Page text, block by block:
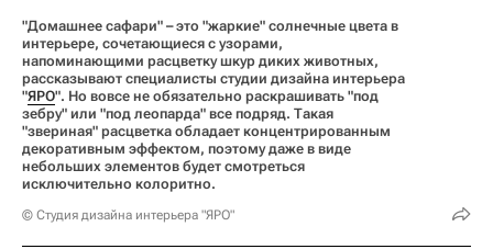
"Домашнее сафари" – это "жаркие" солнечные цвета в
интерьере, сочетающиеся с узорами,
напоминающими расцветку шкур диких животных,
рассказывают специалисты студии дизайна интерьера
"ЯРО". Но вовсе не обязательно раскрашивать "под
зебру" или "под леопарда" все подряд. Такая
"звериная" расцветка обладает концентрированным
декоративным эффектом, поэтому даже в виде
небольших элементов будет смотреться
исключительно колоритно.
© Студия дизайна интерьера "ЯРО"